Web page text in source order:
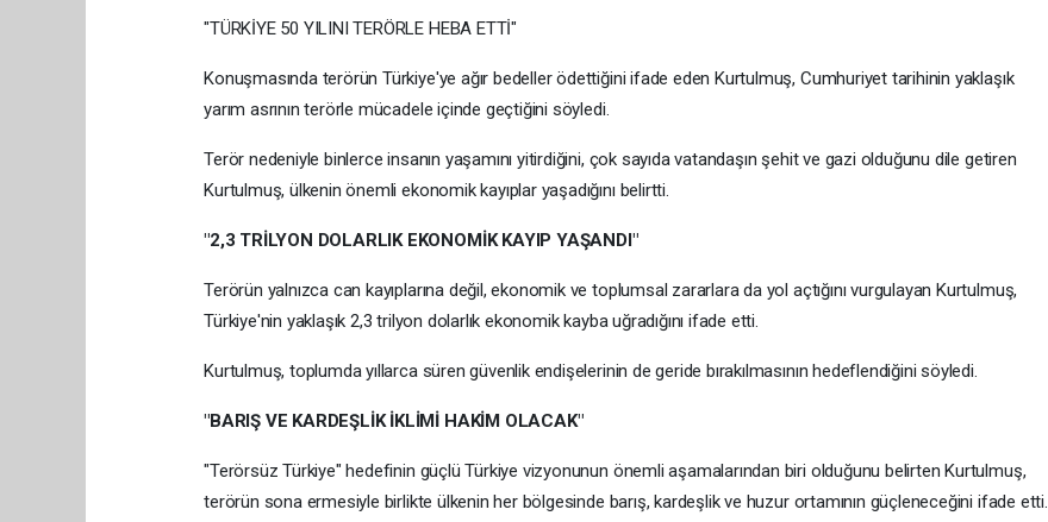
"TÜRKİYE 50 YILINI TERÖRLE HEBA ETTİ"
Konuşmasında terörün Türkiye'ye ağır bedeller ödettiğini ifade eden Kurtulmuş, Cumhuriyet tarihinin yaklaşık
yarım asrının terörle mücadele içinde geçtiğini söyledi.
Terör nedeniyle binlerce insanın yaşamını yitirdiğini, çok sayıda vatandaşın şehit ve gazi olduğunu dile getiren
Kurtulmuş, ülkenin önemli ekonomik kayıplar yaşadığını belirtti.
"2,3 TRİLYON DOLARLIK EKONOMİK KAYIP YAŞANDI"
Terörün yalnızca can kayıplarına değil, ekonomik ve toplumsal zararlara da yol açtığını vurgulayan Kurtulmuş,
Türkiye'nin yaklaşık 2,3 trilyon dolarlık ekonomik kayba uğradığını ifade etti.
Kurtulmuş, toplumda yıllarca süren güvenlik endişelerinin de geride bırakılmasının hedeflendiğini söyledi.
"BARIŞ VE KARDEŞLİK İKLİMİ HAKİM OLACAK"
"Terörsüz Türkiye" hedefinin güçlü Türkiye vizyonunun önemli aşamalarından biri olduğunu belirten Kurtulmuş,
terörün sona ermesiyle birlikte ülkenin her bölgesinde barış, kardeşlik ve huzur ortamının güçleneceğini ifade etti.